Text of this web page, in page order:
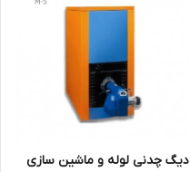
دیگ چدنی لوله و ماشین سازی